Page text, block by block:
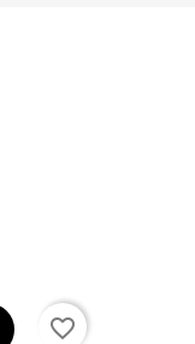
favorite_border